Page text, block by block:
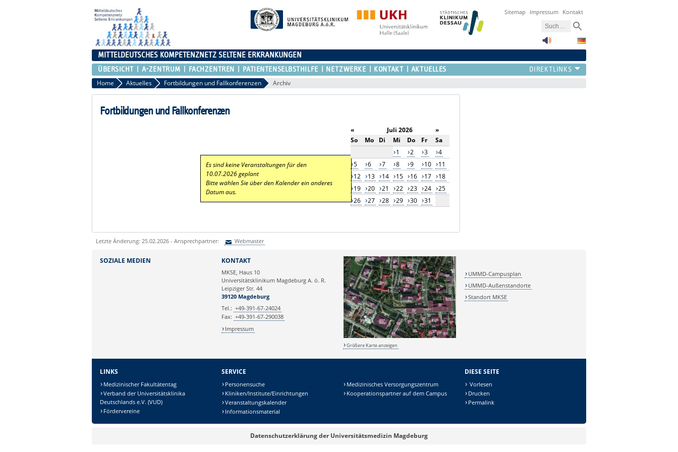
Sitemap Impressum Kontakt
MITTELDEUTSCHES KOMPETENZNETZ SELTENE ERKRANKUNGEN
ÜBERSICHT A-ZENTRUM FACHZENTREN PATIENTENSELBSTHILFE NETZWERKE KONTAKT AKTUELLES
Home Aktuelles Fortbildungen und Fallkonferenzen Archiv
Fortbildungen und Fallkonferenzen
« Juli 2026
»
So
Mo Di Mi Do Fr
Sa
1
2 3
4
5
6 7 8 9 10
11
12
13 14 15 16 17
18
19
20 21 22 23 24
25
26
27 28 29 30 31
Es sind keine Veranstaltungen für den
10.07.2026 geplant
Bitte wählen Sie über den Kalender ein anderes
Datum aus.
Letzte Änderung: 25.02.2026 - Ansprechpartner: Webmaster
Sicherheitsabfrage:
SOZIALE MEDIEN KONTAKT
MKSE, Haus 10
Universitätsklinikum Magdeburg A. ö. R.
Leipziger Str. 44
39120 Magdeburg
Tel.: +49-391-67-24024
Fax: +49-391-67-290038
Impressum
Größere Karte anzeigen
UMMD-Campusplan
UMMD-Außenstandorte
Standort MKSE
LINKS
Medizinischer Fakultätentag
Verband der Universitätsklinika
Deutschlands e.V. (VUD)
Fördervereine
SERVICE
Personensuche
Kliniken/Institute/Einrichtungen
Veranstaltungskalender
Informationsmaterial
Medizinisches Versorgungszentrum
Kooperationspartner auf dem Campus
DIESE SEITE
Vorlesen
Drucken
Permalink
Datenschutzerklärung der Universitätsmedizin Magdeburg